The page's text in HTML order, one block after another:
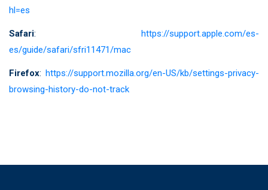
hl=es
Safari: https://support.apple.com/es-
es/guide/safari/sfri11471/mac
Firefox: https://support.mozilla.org/en-US/kb/settings-privacy-
browsing-history-do-not-track